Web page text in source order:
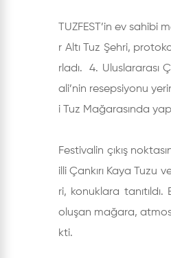
TUZFEST’in ev sahibi
r Altı Tuz Şehri,
rladı. 4. Uluslararası
ali’nin resepsiyonu
i Tuz Mağarasında
Festivalin çıkış
illi Çankırı Kaya Tuzu
ri, konuklara
oluşan mağara,
kti.